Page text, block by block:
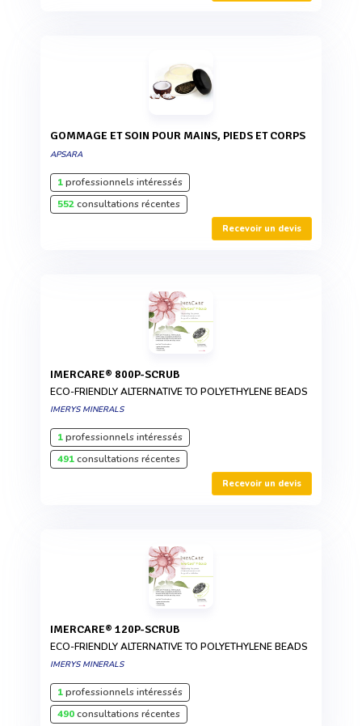
GOMMAGE ET SOIN POUR MAINS, PIEDS ET CORPS
APSARA
1professionnels intéressés
552consultations récentes
Recevoir un devis
IMERCARE® 800P-SCRUB
ECO-FRIENDLY ALTERNATIVE TO POLYETHYLENE BEADS
IMERYS MINERALS
1professionnels intéressés
491consultations récentes
Recevoir un devis
IMERCARE® 120P-SCRUB
ECO-FRIENDLY ALTERNATIVE TO POLYETHYLENE BEADS
IMERYS MINERALS
1professionnels intéressés
490consultations récentes